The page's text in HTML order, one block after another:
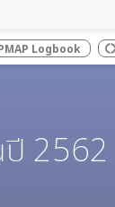
Logbook donut_large
ปี 2562